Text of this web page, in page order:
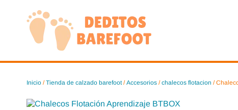
contenido
Inicio /Tienda de calzado barefoot/Accesorios /chalecos flotacion /